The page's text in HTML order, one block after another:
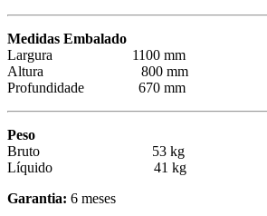
Medidas Embalado
Largura 1100 mm
Altura 800 mm
Profundidade 670 mm
Peso
Bruto 53 kg
Líquido 41 kg
Garantia: 6 meses